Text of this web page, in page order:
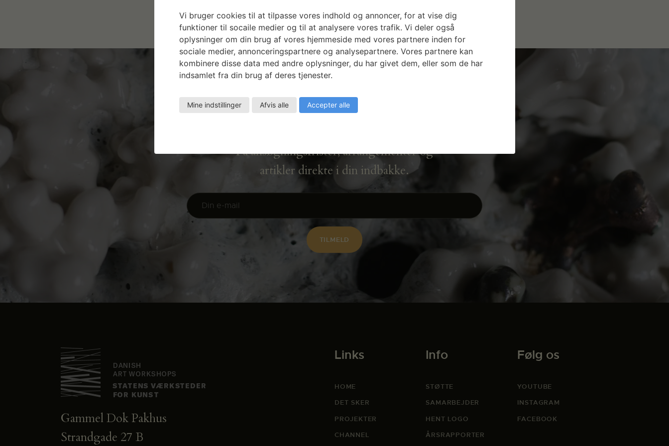
Nyhedsbrev
Få ansøgningsfrister, arrangementer og
artikler direkte i din indbakke.
Gammel Dok Pakhus
Strandgade 27 B
Links
HOME
DET SKER
PROJEKTER
CHANNEL
Info
STØTTE
SAMARBEJDER
HENT LOGO
ÅRSRAPPORTER
Følg os
YOUTUBE
INSTAGRAM
FACEBOOK
Vi bruger cookies til at tilpasse vores indhold og annoncer, for at vise dig
funktioner til socaile medier og til at analysere vores trafik. Vi deler også
oplysninger om din brug af vores hjemmeside med vores partnere inden for
sociale medier, annonceringspartnere og analysepartnere. Vores partnere kan
kombinere disse data med andre oplysninger, du har givet dem, eller som de har
indsamlet fra din brug af deres tjenester.
Mine indstillinger Afvis alle Accepter alle